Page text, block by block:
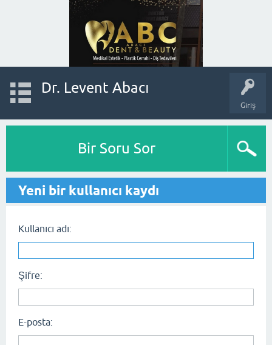
Giriş
Dr. Levent Abacı
Bir Soru Sor
Yeni bir kullanıcı kaydı
Kullanıcı adı:
Şifre:
E-posta: